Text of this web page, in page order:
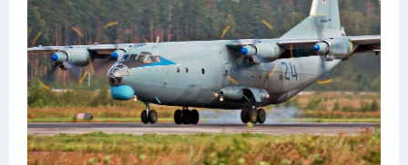
Инфинити
ЛУАЗ
Фиат
Ситроен
Субару